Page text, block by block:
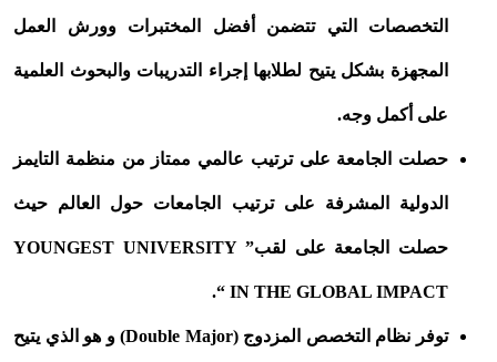
التخصصات التي تتضمن أفضل المختبرات وورش العمل
المجهزة بشكل يتيح لطلابها إجراء التدريبات والبحوث العلمية
على أكمل وجه.
حصلت الجامعة على ترتيب عالمي ممتاز من منظمة التايمز
الدولية المشرفة على ترتيب الجامعات حول العالم حيث
حصلت الجامعة على لقب” YOUNGEST UNIVERSITY
IN THE GLOBAL IMPACT “.
توفر نظام التخصص المزدوج (Double Major) و هو الذي يتيح